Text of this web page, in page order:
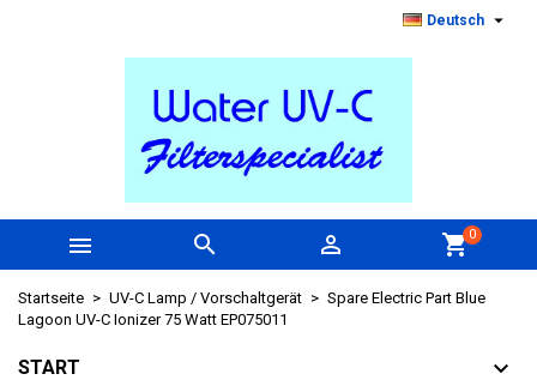
Deutsch 
   shopping_cart0
Startseite UV-C Lamp / Vorschaltgerät
Spare Electric Part Blue
Lagoon UV-C Ionizer 75 Watt EP075011
START